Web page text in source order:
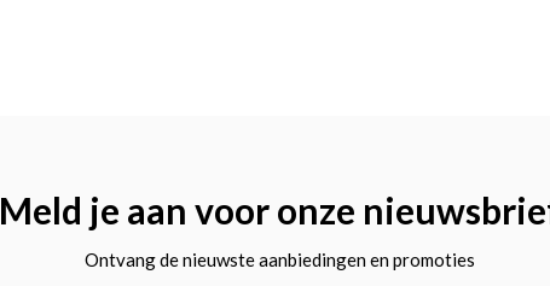
Meld je aan voor onze
Ontvang de nieuwste aanbiedingen en promoties